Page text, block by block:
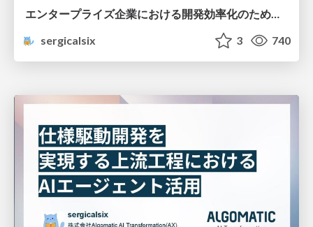
エンタープライズ企業における開発効率化のためのコンテキスト設計とその活用
sergicalsix
3 740